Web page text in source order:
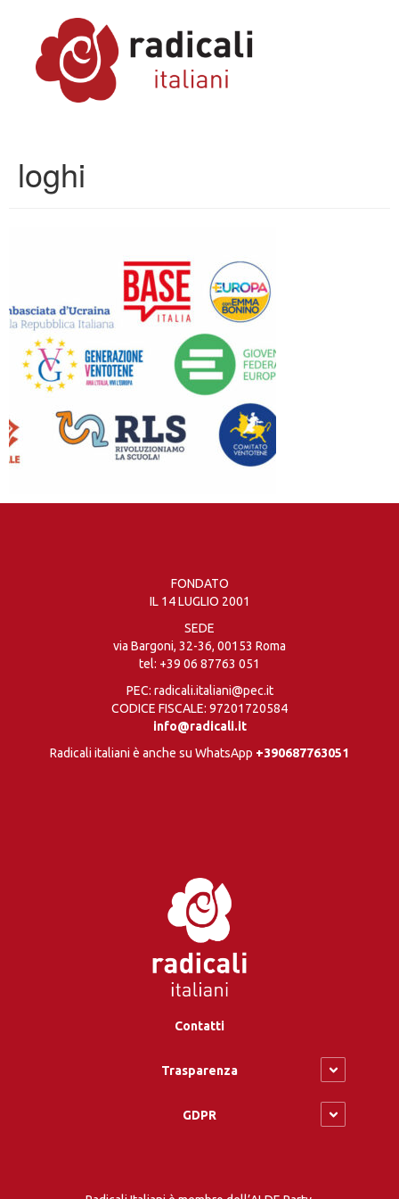
loghi
FONDATO
IL 14 LUGLIO 2001
SEDE
via Bargoni, 32-36, 00153 Roma
tel: +39 06 87763 051
PEC: radicali.italiani@pec.it
CODICE FISCALE: 97201720584
info@radicali.it
Radicali italiani è anche su WhatsApp +390687763051
Contatti
Trasparenza
GDPR